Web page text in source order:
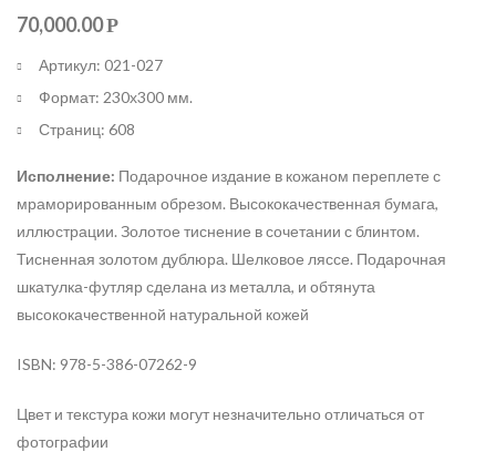
70,000.00Р
Артикул: 021-027
Формат: 230х300 мм.
Страниц: 608
Исполнение: Подарочное издание в кожаном переплете с
мраморированным обрезом. Высококачественная бумага,
иллюстрации. Золотое тиснение в сочетании с блинтом.
Тисненная золотом дублюра. Шелковое ляссе. Подарочная
шкатулка-футляр сделана из металла, и обтянута
высококачественной натуральной кожей
ISBN: 978-5-386-07262-9
Цвет и текстура кожи могут незначительно отличаться от
фотографии